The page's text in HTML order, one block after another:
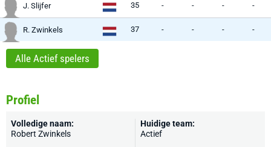
J. Slijfer 35 - - - -
R. Zwinkels 37 - - - -
Alle Actief spelers
Profiel
Volledige naam:
Robert Zwinkels
Huidige team:
Actief